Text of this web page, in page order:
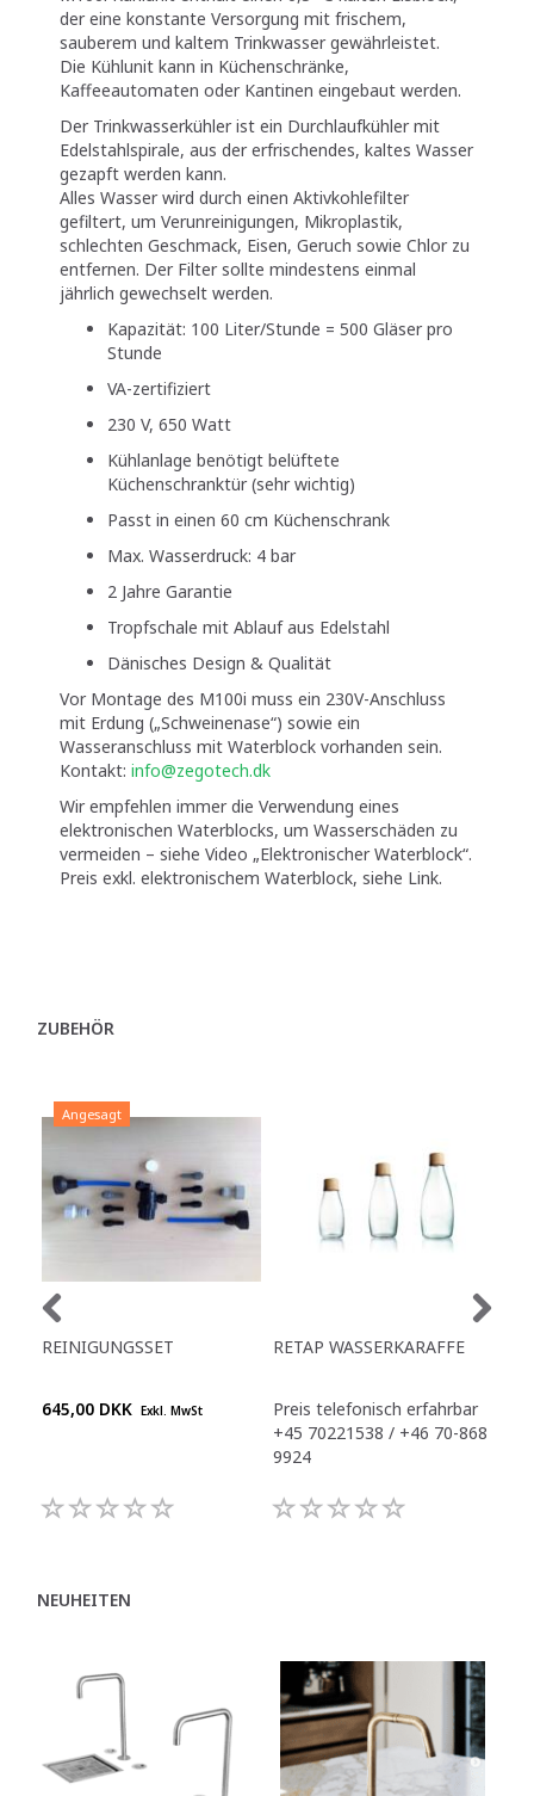
der eine konstante Versorgung mit frischem,
sauberem und kaltem Trinkwasser gewährleistet.
Die Kühlunit kann in Küchenschränke,
Kaffeeautomaten oder Kantinen eingebaut werden.
Der Trinkwasserkühler ist ein Durchlaufkühler mit
Edelstahlspirale, aus der erfrischendes, kaltes Wasser
gezapft werden kann.
Alles Wasser wird durch einen Aktivkohlefilter
gefiltert, um Verunreinigungen, Mikroplastik,
schlechten Geschmack, Eisen, Geruch sowie Chlor zu
entfernen. Der Filter sollte mindestens einmal
jährlich gewechselt werden.
Kapazität: 100 Liter/Stunde = 500 Gläser pro
Stunde
VA-zertifiziert
230 V, 650 Watt
Kühlanlage benötigt belüftete
Küchenschranktür (sehr wichtig)
Passt in einen 60 cm Küchenschrank
Max. Wasserdruck: 4 bar
2 Jahre Garantie
Tropfschale mit Ablauf aus Edelstahl
Dänisches Design & Qualität
Vor Montage des M100i muss ein 230V-Anschluss
mit Erdung („Schweinenase“) sowie ein
Wasseranschluss mit Waterblock vorhanden sein.
Kontakt: info@zegotech.dk
Wir empfehlen immer die Verwendung eines
elektronischen Waterblocks, um Wasserschäden zu
vermeiden – siehe Video „Elektronischer Waterblock“.
Preis exkl. elektronischem Waterblock, siehe Link.
ZUBEHÖR
Angesagt
REINIGUNGSSET
645,00 DKK Exkl. MwSt
RETAP WASSERKARAFFE
Preis telefonisch erfahrbar
+45 70221538 / +46 70-868
9924
NEUHEITEN